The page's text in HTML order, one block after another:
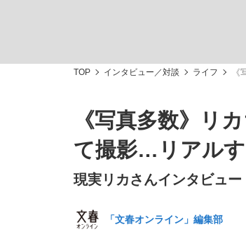
「敗因分析は一切聞かれな
キングの誕生を、目撃せよ。
TOP インタビュー／対談 ライフ
《写真多数》リ
て撮影…リアル
現実リカさんインタビュー
「文春オンライン」編集部